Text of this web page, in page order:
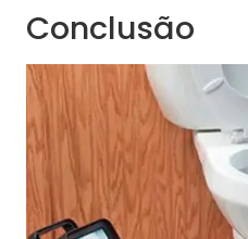
Conclusão